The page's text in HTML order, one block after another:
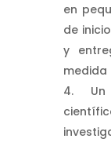
en
de
y
medida